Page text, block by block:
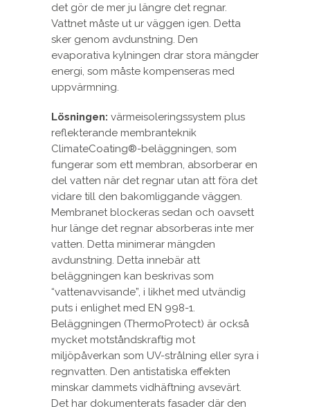
det gör de mer ju längre det regnar.
Vattnet måste ut ur väggen igen. Detta
sker genom avdunstning. Den
evaporativa kylningen drar stora mängder
energi, som måste kompenseras med
uppvärmning.
Lösningen: värmeisoleringssystem plus
reflekterande membranteknik
ClimateCoating®-beläggningen, som
fungerar som ett membran, absorberar en
del vatten när det regnar utan att föra det
vidare till den bakomliggande väggen.
Membranet blockeras sedan och oavsett
hur länge det regnar absorberas inte mer
vatten. Detta minimerar mängden
avdunstning. Detta innebär att
beläggningen kan beskrivas som
“vattenavvisande”, i likhet med utvändig
puts i enlighet med EN 998-1.
Beläggningen (ThermoProtect) är också
mycket motståndskraftig mot
miljöpåverkan som UV-strålning eller syra i
regnvatten. Den antistatiska effekten
minskar dammets vidhäftning avsevärt.
Det har dokumenterats fasader där den